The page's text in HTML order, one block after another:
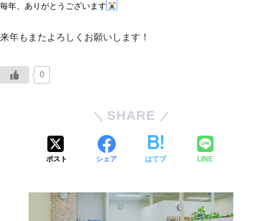
毎年、ありがとうございます
来年もまたよろしくお願いします！
0
SHARE
ポスト シェア はてブ LINE